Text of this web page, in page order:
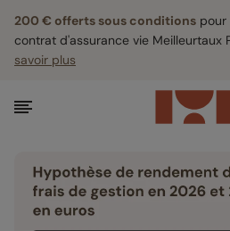
200 € offerts sous conditions pour
contrat d'assurance vie Meilleurtaux
savoir plus